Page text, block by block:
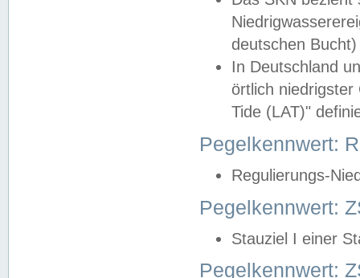
deutschen
In Deutschland
örtlich
Tide (LAT)"
Pegelkennwert:
Regulierungs-
Pegelkennwert:
Stauziel I einer
Pegelkennwert: